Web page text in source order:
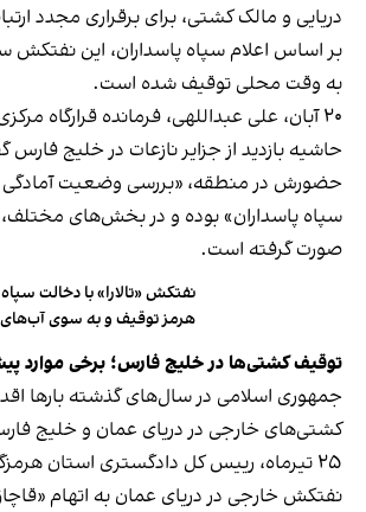
دریایی و مالک کشتی، برای برقراری مجدد
به وقت محلی توقیف شده است.
۲۰ آبان، علی عبداللهی، فرمانده قرارگاه
حاشیه بازدید از جزایر نازعات در خلیج
حضورش در منطقه، «بررسی وضعیت آمادگی
سپاه پاسداران» بوده و در بخش‌های
صورت گرفته است.
نفتکش «تالارا» با دخالت
هرمز توقیف و به‌ سوی آب‌های
توقیف کشتی‌ها در خلیج فارس؛ برخی موارد
جمهوری اسلامی در سال‌های گذشته بارها
کشتی‌های خارجی در دریای عمان و خلیج
۲۵ تیر‌ماه، رییس کل دادگستری استان
نفتکش خارجی در دریای عمان به اتهام